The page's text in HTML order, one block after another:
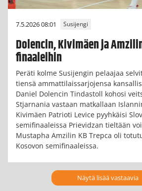
7.5.2026 08:01 Susijengi
Dolencin, Kivimäen ja
finaaleihin
Peräti kolme Susijengin pelaajaa
tiensä ammattilaissarjojensa
Daniel Dolencin Tindastoll kohosi
Stjarnania vastaan matkallaan
Kivimäen Patrioti Levice pyyhkäisi
semifinaaleissa Prievidzan tieltään
Mustapha Amzilin KB Trepca oli
Kosovon semifinaaleissa.
Näytä lisää vastaavia